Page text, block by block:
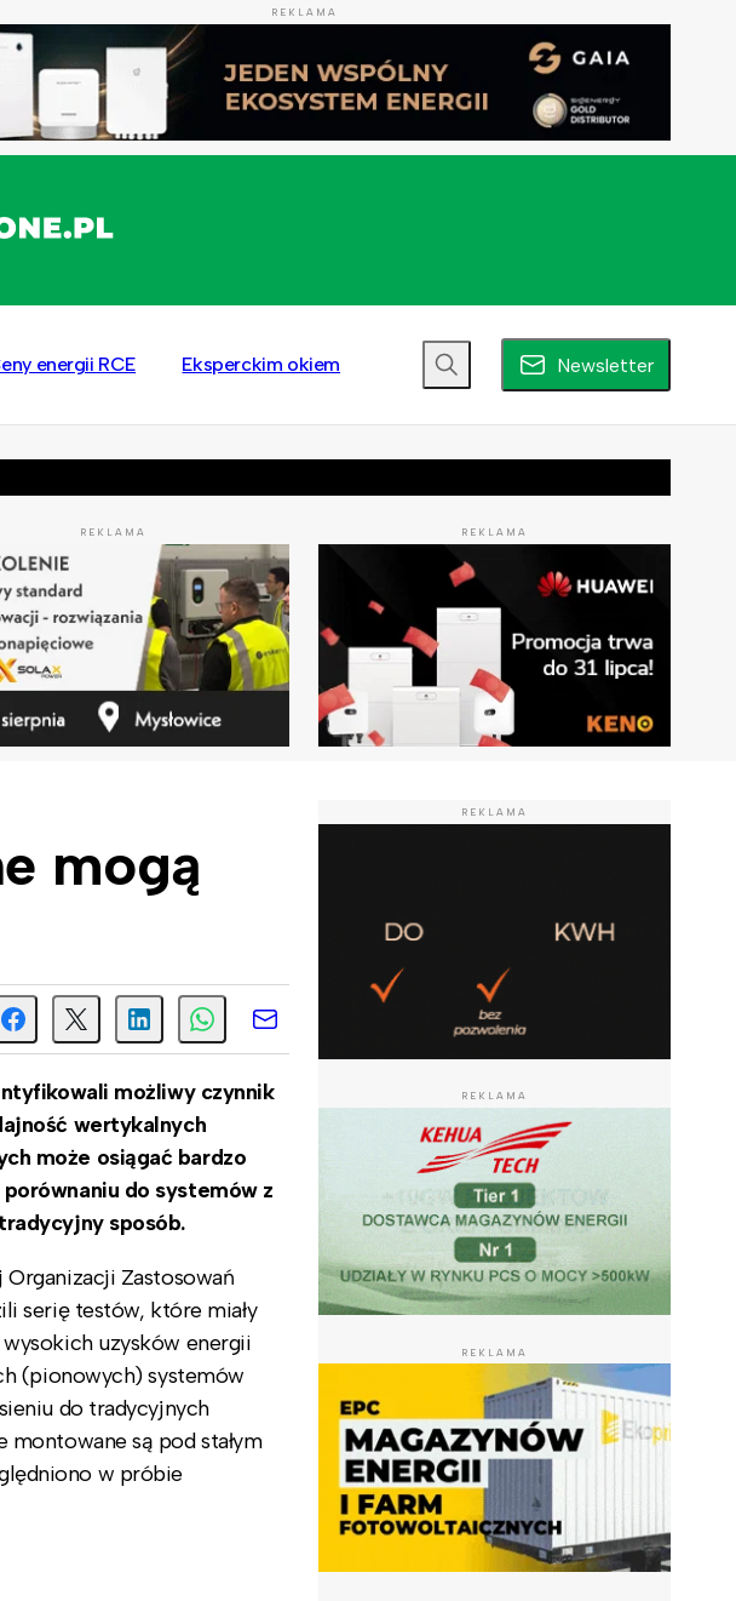
REKLAMA
energii RCE Eksperckim okiem Newsletter
REKLAMA REKLAMA
mogą
możliwy czynnik
wertykalnych
może osiągać bardzo
do systemów z
sposób.
Zastosowań
serię testów, które miały
uzysków energii
(pionowych) systemów
do tradycyjnych
montowane są pod stałym
w próbie
REKLAMA
REKLAMA
REKLAMA